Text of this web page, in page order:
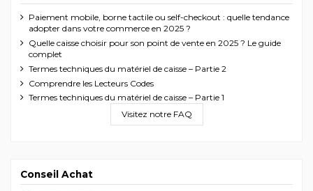
Paiement mobile, borne tactile ou self-checkout : quelle tendance
adopter dans votre commerce en 2025 ?
Quelle caisse choisir pour son point de vente en 2025 ? Le guide
complet
Termes techniques du matériel de caisse – Partie 2
Comprendre les Lecteurs Codes
Termes techniques du matériel de caisse – Partie 1
Visitez notre FAQ
Conseil Achat